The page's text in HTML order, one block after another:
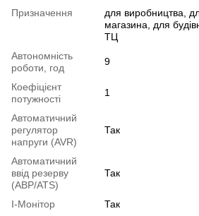
Призначення
для виробництва,
магазина, для
ТЦ
Автономність
роботи, год
9
Коефіцієнт
потужності
1
Автоматичний
регулятор
напруги (AVR)
Так
Автоматичний
ввід резерву
(АВР/ATS)
Так
I-Монітор
Так